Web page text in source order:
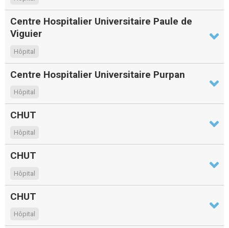
Centre Hospitalier Universitaire Paule de
Viguier
Hôpital
Centre Hospitalier Universitaire Purpan
Hôpital
CHUT
Hôpital
CHUT
Hôpital
CHUT
Hôpital